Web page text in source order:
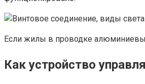
Если жилы в проводке
Как устройство